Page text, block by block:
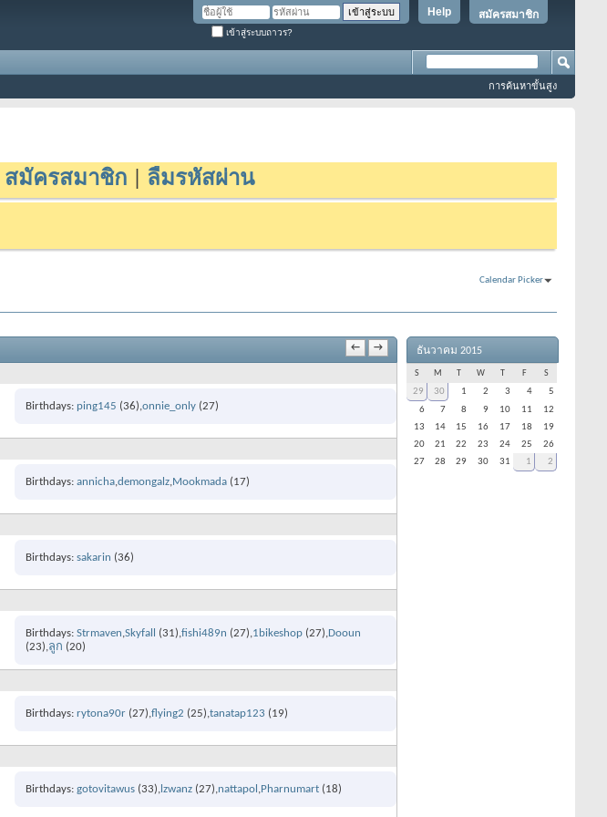
สมัครสมาชิก
Help
เข้าสู่ระบบถาวร?
การค้นหาขั้นสูง
สมัครสมาชิก ลืมรหัสผ่าน
Calendar Picker
← →
Birthdays ping145 (36) onnie_only (27)
Birthdays annicha demongalz Mookmada (17)
Birthdays sakarin (36)
Birthdays Strmaven Skyfall (31) fishi489n (27) 1bikeshop (27) Dooun
(23) ลูก (20)
Birthdays rytona90r (27) flying2 (25) tanatap123 (19)
Birthdays gotovitawus (33) lzwanz (27) nattapol Pharnumart (18)
ธันวาคม 2015
S M W F S
29 30 1 2 3 4
5
6
7 8 9 10 11
12
13
14 15 16 17 18
19
20
21 22 23 24 25
26
27
28 29 30 31 1 2